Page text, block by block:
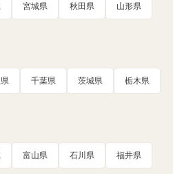
宮城県 秋田県 山形県
千葉県 茨城県 栃木県
富山県 石川県 福井県